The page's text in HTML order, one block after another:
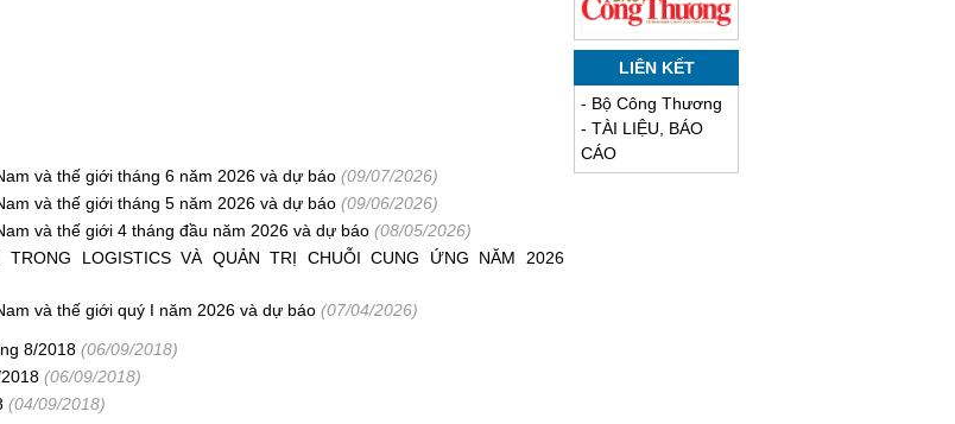
và thế giới tháng 6 năm 2026 và dự báo (09/07/2026)
và thế giới tháng 5 năm 2026 và dự báo (09/06/2026)
và thế giới 4 tháng đầu năm 2026 và dự báo (08/05/2026)
TRONG LOGISTICS VÀ QUẢN TRỊ CHUỖI CUNG ỨNG NĂM 2026
và thế giới quý I năm 2026 và dự báo (07/04/2026)
8/2018 (06/09/2018)
(06/09/2018)
(04/09/2018)
LIÊN KẾT
- Bộ Công Thương
- TÀI LIỆU, BÁO
CÁO